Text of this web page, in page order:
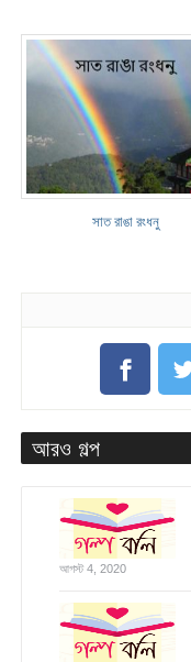
সাত রাঙা রংধনু
আরও গল্প
আগস্ট 4, 2020